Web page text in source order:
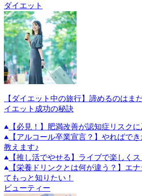
ダイエット
【ダイエット中の旅行】諦めるのはま
イエット成功の秘訣
【必見！】肥満改善が認知症リスク
【アルコール卒業宣言？】やればで
教えます♪
【推し活でやせる】ライブで楽しく
【栄養ドリンクとは何が違う？】エ
てもっと知りたい！
ビューティー